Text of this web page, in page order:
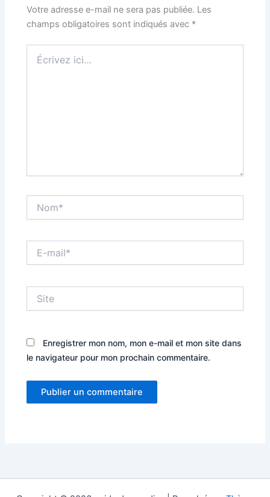
Votre adresse e-mail ne sera pas publiée. Les
champs obligatoires sont indiqués avec *
ici…
mail*
Enregistrer mon nom, mon e-mail et mon site dans
le navigateur pour mon prochain commentaire.